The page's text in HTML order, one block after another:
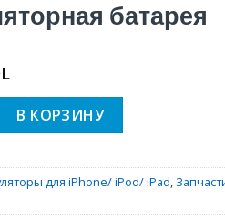
батарея
7 plus - Аккумуляторная
В КОРЗИНУ
для iPhone/ iPod/ iPad,